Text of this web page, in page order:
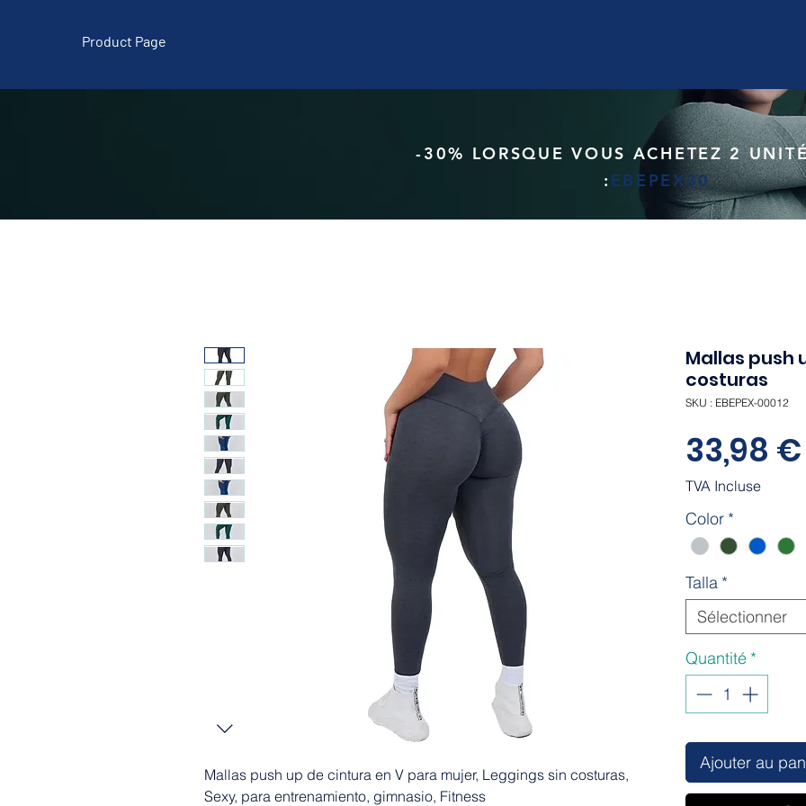
Product Page
-30% LORSQUE VOUS ACHETEZ 2
: EBEPEX30
Mallas push up de cintura en V para mujer, Leggings sin costuras,
Sexy, para entrenamiento, gimnasio, Fitness
Mallas push
costuras
SKU : EBEPEX-00012
33,98 €
TVA Incluse
Color *
Talla *
Sélectionner
Quantité *
Ajouter au